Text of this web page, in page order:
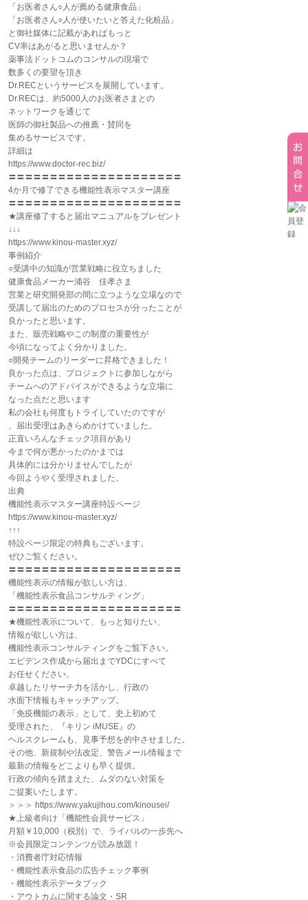
「お医者さん○人が薦める健康食品」
「お医者さん○人が使いたいと答えた化粧品」
と御社媒体に記載があればもっと
CV率はあがると思いませんか？
薬事法ドットコムのコンサルの現場で
数多くの要望を頂き
Dr.RECというサービスを展開しています。
Dr.RECは、約5000人のお医者さまとの
ネットワークを通じて
医師の御社製品への推薦・賛同を
集めるサービスです。
詳細は
https://www.doctor-rec.biz/
〓〓〓〓〓〓〓〓〓〓〓〓〓〓〓〓〓〓〓〓〓
4か月で修了できる機能性表示マスター講座
〓〓〓〓〓〓〓〓〓〓〓〓〓〓〓〓〓〓〓〓〓
★講座修了すると届出マニュアルをプレゼント
↓↓↓
https://www.kinou-master.xyz/
事例紹介
○受講中の知識が営業戦略に役立ちました
健康食品メーカー浦谷 佳孝さま
営業と研究開発部の間に立つような立場なので
受講して届出のためのプロセスが分ったことが
良かったと思います。
また、販売戦略やこの制度の重要性が
今頃になってよく分かりました。
○開発チームのリーダーに昇格できました！
良かった点は、プロジェクトに参加しながら
チームへのアドバイスができるような立場に
なった点だと思います
私の会社も何度もトライしていたのですが
、届出受理はあきらめかけていました。
正直いろんなチェック項目があり
今まで何が悪かったのかまでは
具体的には分かりませんでしたが
今回ようやく受理されました。
出典
機能性表示マスター講座特設ページ
https://www.kinou-master.xyz/
↑↑↑
特設ページ限定の特典もございます。
ぜひご覧ください。
〓〓〓〓〓〓〓〓〓〓〓〓〓〓〓〓〓〓〓〓〓
機能性表示の情報が欲しい方は、
「機能性表示食品コンサルティング」
〓〓〓〓〓〓〓〓〓〓〓〓〓〓〓〓〓〓〓〓〓
★機能性表示について、もっと知りたい、
情報が欲しい方は、
機能性表示コンサルティングをご覧下さい。
エビデンス作成から届出までYDCにすべて
お任せください。
卓越したリサーチ力を活かし、行政の
水面下情報もキャッチアップ。
「免疫機能の表示」として、史上初めて
受理された、『キリン iMUSE』の
ヘルスクレームも、見事予想を的中させました。
その他、新規制や法改定、警告メール情報まで
最新の情報をどこよりも早く提供。
行政の傾向を踏まえた、ムダのない対策を
ご提案いたします。
＞＞＞ https://www.yakujihou.com/kinousei/
★上級者向け「機能性会員サービス」
月額￥10,000（税別）で、ライバルの一歩先へ
※会員限定コンテンツが読み放題！
・消費者庁対応情報
・機能性表示食品の広告チェック事例
・機能性表示データブック
・アウトカムに関する論文・SR